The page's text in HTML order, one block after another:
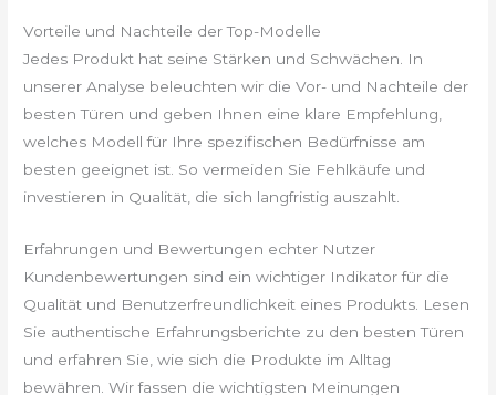
Vorteile und Nachteile der Top-Modelle
Jedes Produkt hat seine Stärken und Schwächen. In
unserer Analyse beleuchten wir die Vor- und Nachteile der
besten Türen und geben Ihnen eine klare Empfehlung,
welches Modell für Ihre spezifischen Bedürfnisse am
besten geeignet ist. So vermeiden Sie Fehlkäufe und
investieren in Qualität, die sich langfristig auszahlt.
Erfahrungen und Bewertungen echter Nutzer
Kundenbewertungen sind ein wichtiger Indikator für die
Qualität und Benutzerfreundlichkeit eines Produkts. Lesen
Sie authentische Erfahrungsberichte zu den besten Türen
und erfahren Sie, wie sich die Produkte im Alltag
bewähren. Wir fassen die wichtigsten Meinungen